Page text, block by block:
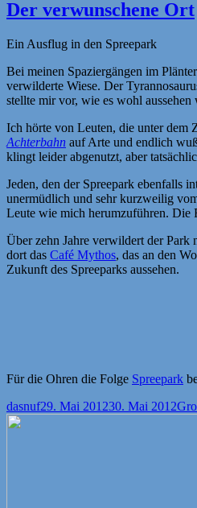
Der verwunschene Ort
Ein Ausflug in den Spreepark
Bei meinen Spaziergängen im
verwilderte Wiese. Der
stellte mir vor, wie es wohl
Ich hörte von Leuten, die unter dem
Achterbahn auf Arte und endlich
klingt leider abgenutzt, aber
Jeden, den der Spreepark ebenfalls
unermüdlich und sehr kurzweilig
Leute wie mich herumzuführen. Die
Über zehn Jahre verwildert der Park
dort das Café Mythos, das an den
Zukunft des Spreeparks aussehen.
Für die Ohren die Folge Spreepark
Autor
dasnufVeröffentlicht
29. Mai 201230. Mai 2012